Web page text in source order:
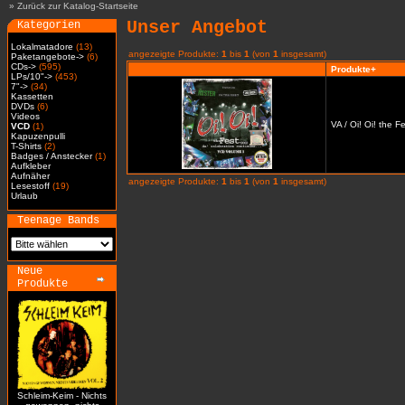
» Zurück zur Katalog-Startseite
Kategorien
Lokalmatadore (13)
Paketangebote-> (6)
CDs-> (595)
LPs/10"-> (453)
7"-> (34)
Kassetten
DVDs (6)
Videos
VCD (1)
Kapuzenpulli
T-Shirts (2)
Badges / Anstecker(1)
Aufkleber
Aufnäher
Lesestoff (19)
Urlaub
Teenage Bands
Neue
Produkte
Schleim-Keim - Nichts
Unser Angebot
angezeigte Produkte: 1 bis 1 (von 1 insgesamt)
Produkte+
VA / Oi! Oi! the
angezeigte Produkte: 1 bis 1 (von 1 insgesamt)